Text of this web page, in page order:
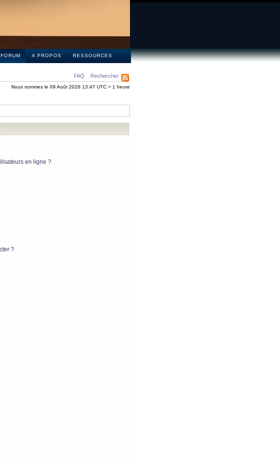
FORUM A PROPOS RESSOURCES
FAQ Rechercher
Nous sommes le 09 Août 2026 13:47 UTC + 1 heure
en ligne ?
?